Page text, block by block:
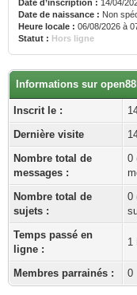
Date d’inscription : 14/04/
Date de naissance : Non
Heure locale : 06/08/2026 à
Statut : Hors ligne
Informations sur
Inscrit le :
Dernière visite
Nombre total de
messages :
0
Nombre total de
sujets :
0
Temps passé en
ligne :
1
Membres parrainés : 0